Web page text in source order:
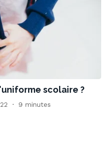
scolaire ?
9 minutes